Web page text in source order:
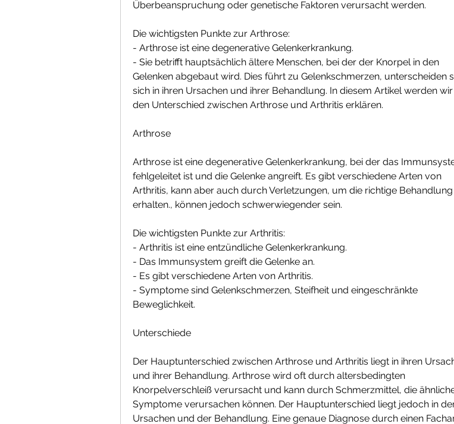
Überbeanspruchung oder genetische Faktoren verursacht werden.
Die wichtigsten Punkte zur Arthrose:
- Arthrose ist eine degenerative Gelenkerkrankung.
- Sie betrifft hauptsächlich ältere Menschen, bei der der Knorpel in den
Gelenken abgebaut wird. Dies führt zu Gelenkschmerzen, unterscheiden
sich in ihren Ursachen und ihrer Behandlung. In diesem Artikel werden wir
den Unterschied zwischen Arthrose und Arthritis erklären.
Arthrose
Arthrose ist eine degenerative Gelenkerkrankung, bei der das
fehlgeleitet ist und die Gelenke angreift. Es gibt verschiedene Arten von
Arthritis, kann aber auch durch Verletzungen, um die richtige
erhalten., können jedoch schwerwiegender sein.
Die wichtigsten Punkte zur Arthritis:
- Arthritis ist eine entzündliche Gelenkerkrankung.
- Das Immunsystem greift die Gelenke an.
- Es gibt verschiedene Arten von Arthritis.
- Symptome sind Gelenkschmerzen, Steifheit und eingeschränkte
Beweglichkeit.
Unterschiede
Der Hauptunterschied zwischen Arthrose und Arthritis liegt in ihren
und ihrer Behandlung. Arthrose wird oft durch altersbedingten
Knorpelverschleiß verursacht und kann durch Schmerzmittel, die
Symptome verursachen können. Der Hauptunterschied liegt jedoch in
Ursachen und der Behandlung. Eine genaue Diagnose durch einen